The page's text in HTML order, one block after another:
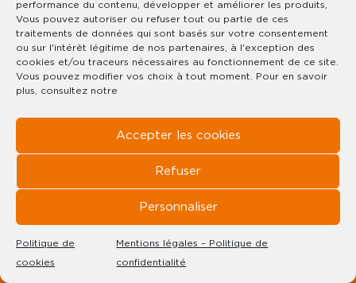
performance du contenu, développer et améliorer les produits,
Vous pouvez autoriser ou refuser tout ou partie de ces
traitements de données qui sont basés sur votre consentement
ou sur l'intérêt légitime de nos partenaires, à l'exception des
cookies et/ou traceurs nécessaires au fonctionnement de ce site.
Vous pouvez modifier vos choix à tout moment. Pour en savoir
plus, consultez notre
Accepter les cookies
Refuser
Personnaliser
Politique de
cookies
Mentions légales – Politique de
confidentialité
CE BIEN VOUS INTÉRESSE ?
RÉF : 1810
GERARDMER VUE LAC & PROCHE
PISTES
TERRAIN :